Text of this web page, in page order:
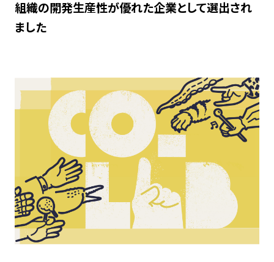
組織の開発生産性が優れた企業として選出され
ました